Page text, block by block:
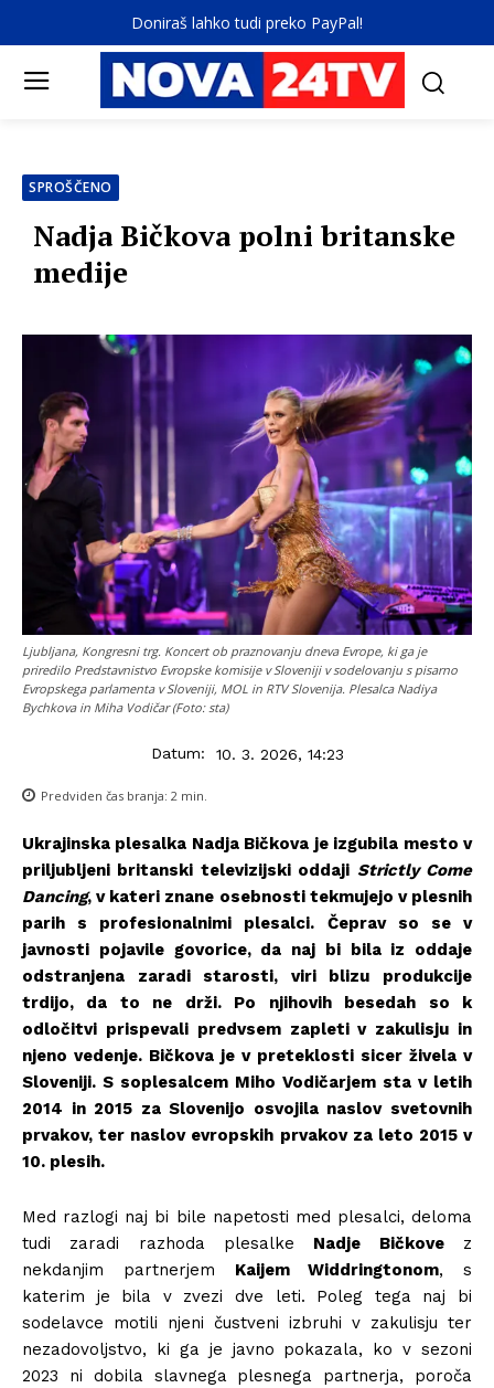
Doniraš lahko tudi preko PayPal!
SPROŠČENO
Nadja Bičkova polni britanske
medije
Ljubljana, Kongresni trg. Koncert ob praznovanju dneva Evrope, ki ga je
priredilo Predstavnistvo Evropske komisije v Sloveniji v sodelovanju s pisarno
Evropskega parlamenta v Sloveniji, MOL in RTV Slovenija. Plesalca Nadiya
Bychkova in Miha Vodičar (Foto: sta)
Datum: 10. 3. 2026, 14:23
Predviden čas branja: 2 min.
Ukrajinska plesalka Nadja Bičkova je izgubila mesto v
priljubljeni britanski televizijski oddaji Strictly Come
Dancing, v kateri znane osebnosti tekmujejo v plesnih
parih s profesionalnimi plesalci. Čeprav so se v
javnosti pojavile govorice, da naj bi bila iz oddaje
odstranjena zaradi starosti, viri blizu produkcije
trdijo, da to ne drži. Po njihovih besedah so k
odločitvi prispevali predvsem zapleti v zakulisju in
njeno vedenje. Bičkova je v preteklosti sicer živela v
Sloveniji. S soplesalcem Miho Vodičarjem sta v letih
2014 in 2015 za Slovenijo osvojila naslov svetovnih
prvakov, ter naslov evropskih prvakov za leto 2015 v
10. plesih.
Med razlogi naj bi bile napetosti med plesalci, deloma
tudi zaradi razhoda plesalke Nadje Bičkovez
nekdanjim partnerjem Kaijem Widdringtonom, s
katerim je bila v zvezi dve leti. Poleg tega naj bi
sodelavce motili njeni čustveni izbruhi v zakulisju ter
nezadovoljstvo, ki ga je javno pokazala, ko v sezoni
2023 ni dobila slavnega plesnega partnerja, poroča